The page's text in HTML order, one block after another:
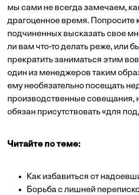
мы сами не всегда замечаем,
драгоценное время. Попросите
подчиненных высказать свое
ли вам что-то делать реже, или
прекратить заниматься этим
один из менеджеров таким
ему необязательно посещать
производственные совещания,
обязан присутствовать «для
Читайте по теме:
Как избавиться от
Борьба с лишней